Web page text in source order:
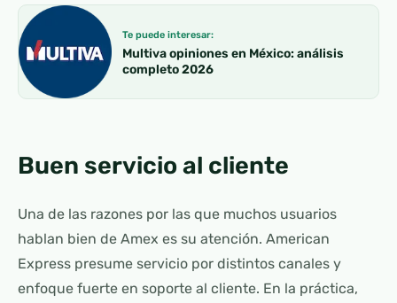
Te puede interesar:
Multiva opiniones en México: análisis
completo 2026
Buen servicio al cliente
Una de las razones por las que muchos usuarios
hablan bien de Amex es su atención. American
Express presume servicio por distintos canales y
enfoque fuerte en soporte al cliente. En la práctica,